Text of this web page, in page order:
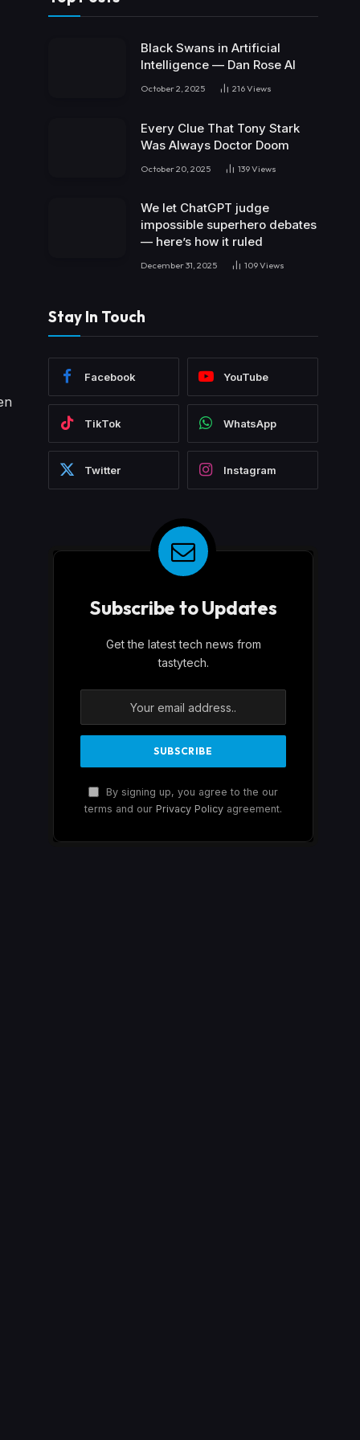
Black Swans in Artificial
Intelligence — Dan Rose AI
October 2, 2025 216Views
Every Clue That Tony Stark
Was Always Doctor Doom
October 20, 2025 139Views
We let ChatGPT judge
impossible superhero debates
— here’s how it ruled
December 31, 2025 109Views
Stay In Touch
Facebook YouTube
TikTok WhatsApp
Twitter Instagram
Subscribe to Updates
Get the latest tech news from
tastytech.
By signing up, you agree to the our
terms and our Privacy Policy agreement.